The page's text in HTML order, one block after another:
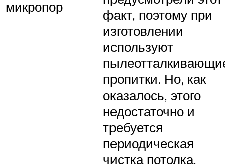
микропор
факт, поэтому при
изготовлении
используют
пропитки. Но, как
оказалось, этого
недостаточно и
требуется
периодическая
чистка потолка.